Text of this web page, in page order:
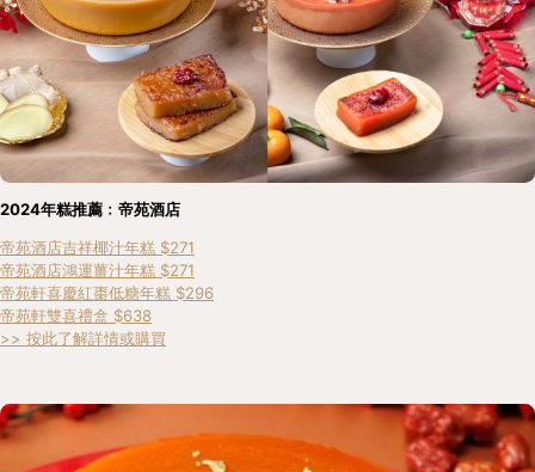
2024年糕推薦﹕帝苑酒店
帝苑酒店吉祥椰汁年糕 $271
帝苑酒店鴻運薑汁年糕 $271
帝苑軒喜慶紅棗低糖年糕 $296
帝苑軒雙喜禮盒 $638
>> 按此了解詳情或購買